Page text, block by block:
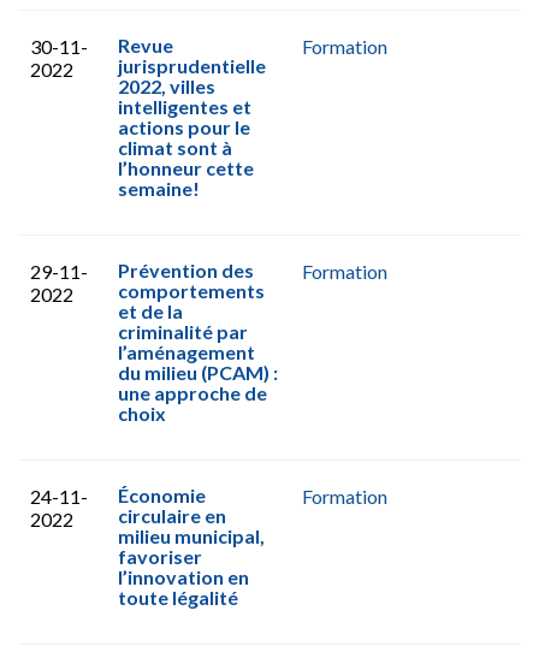
30-11-
2022
Revue
jurisprudentielle
2022, villes
intelligentes et
actions pour le
climat sont à
l’honneur cette
semaine!
Formation
29-11-
2022
Prévention des
comportements
et de la
criminalité par
l’aménagement
du milieu (PCAM) :
une approche de
choix
Formation
24-11-
2022
Économie
circulaire en
milieu municipal,
favoriser
l’innovation en
toute légalité
Formation